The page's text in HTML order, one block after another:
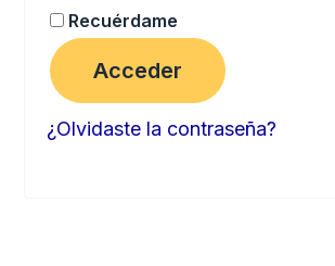
Recuérdame
Acceder
¿Olvidaste la contraseña?